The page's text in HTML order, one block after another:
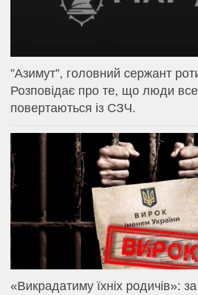
⁨”Азимут”, головний сержант
Розповідає про те, що люди
повертаються із СЗЧ.
«Викрадатиму їхніх родичів»: